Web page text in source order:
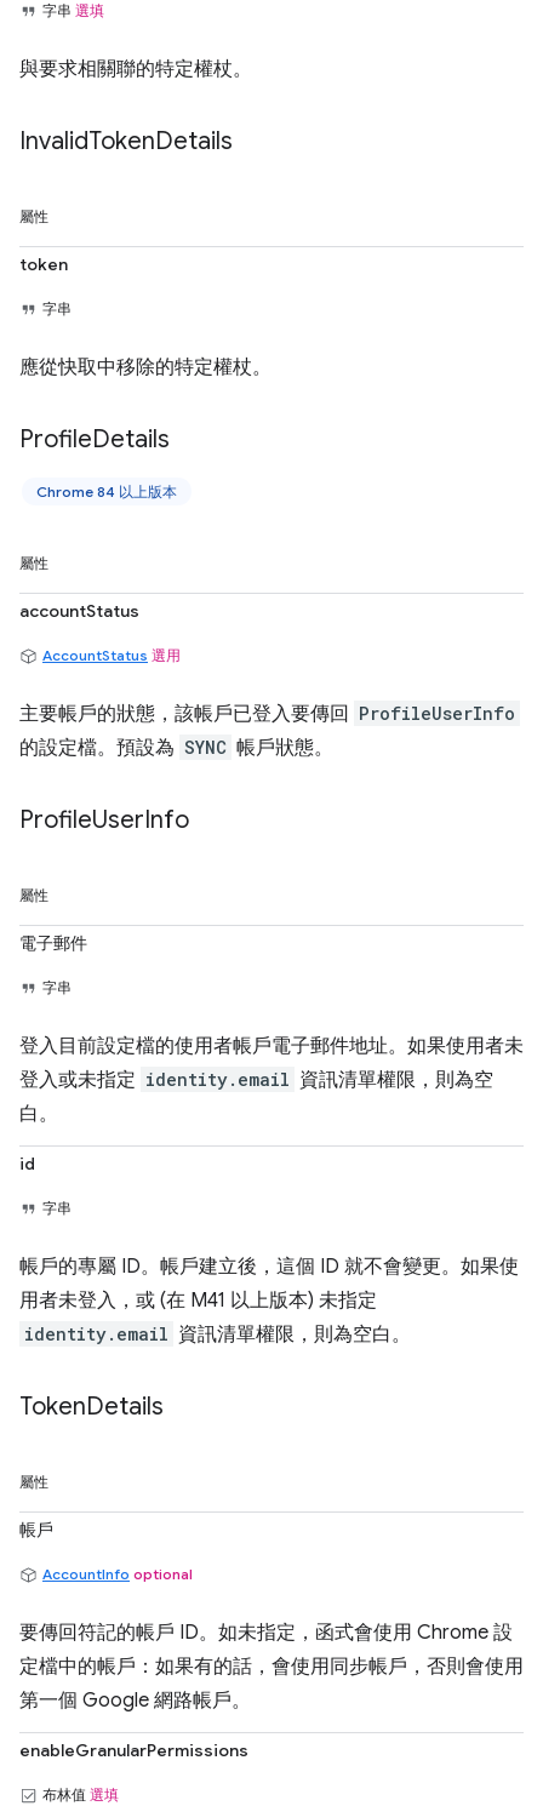
字串 選填
與要求相關聯的特定權杖。
InvalidTokenDetails
屬性
token
字串
應從快取中移除的特定權杖。
ProfileDetails
Chrome 84 以上版本
屬性
accountStatus
AccountStatus 選用
主要帳戶的狀態，該帳戶已登入要傳回 ProfileUserInfo
的設定檔。預設為 SYNC 帳戶狀態。
ProfileUserInfo
屬性
電子郵件
字串
登入目前設定檔的使用者帳戶電子郵件地址。如果使用者未
登入或未指定 identity.email 資訊清單權限，則為空
白。
id
字串
帳戶的專屬 ID。帳戶建立後，這個 ID 就不會變更。如果使
用者未登入，或 (在 M41 以上版本) 未指定
identity.email 資訊清單權限，則為空白。
TokenDetails
屬性
帳戶
AccountInfo optional
要傳回符記的帳戶 ID。如未指定，函式會使用 Chrome 設
定檔中的帳戶：如果有的話，會使用同步帳戶，否則會使用
第一個 Google 網路帳戶。
enableGranularPermissions
布林值 選填